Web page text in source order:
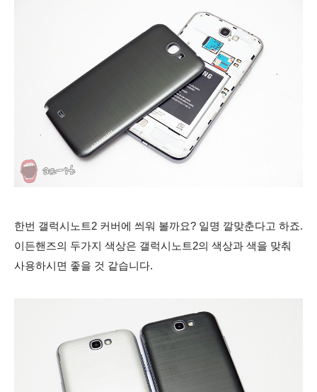
한번 갤럭시노트2 커버에 씌워 볼까요? 일명 깔맞춘다고 하죠.
이든핸즈의 두가지 색상은 갤럭시노트2의 색상과 색을 맞춰
사용하시면 좋을 것 같습니다.